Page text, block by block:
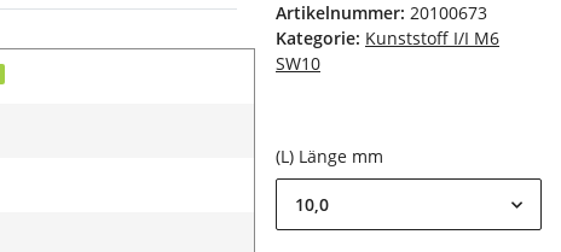
Artikelnummer: 20100673
Kategorie: Kunststoff I/I M6
SW10
(L) Länge mm
10,0